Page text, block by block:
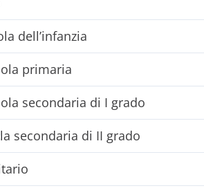
dell’infanzia
primaria
secondaria di I grado
secondaria di II grado